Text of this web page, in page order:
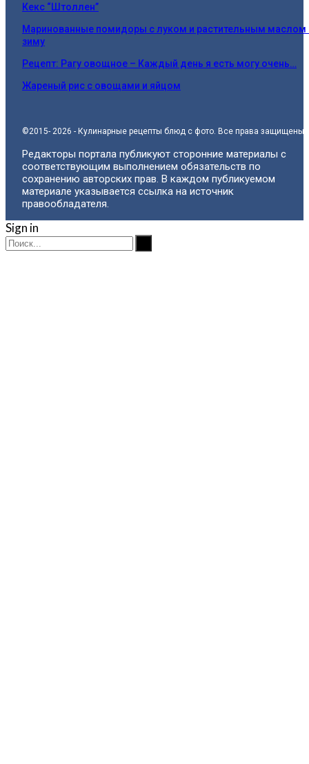
Кекс “Штоллен”
Маринованные помидоры с луком и растительным маслом
зиму
Рецепт: Рагу овощное – Каждый день я есть могу очень…
Жареный рис с овощами и яйцом
©2015- 2026 - Кулинарные рецепты блюд с фото. Все права защищены.
Редакторы портала публикуют сторонние материалы с
соответствующим выполнением обязательств по
сохранению авторских прав. В каждом публикуемом
материале указывается ссылка на источник
правообладателя.
Sign in